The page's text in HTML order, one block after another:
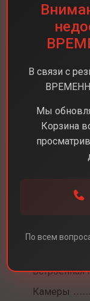
Встроенная
Камеры
В связи с
Мы
Корзина
По всем